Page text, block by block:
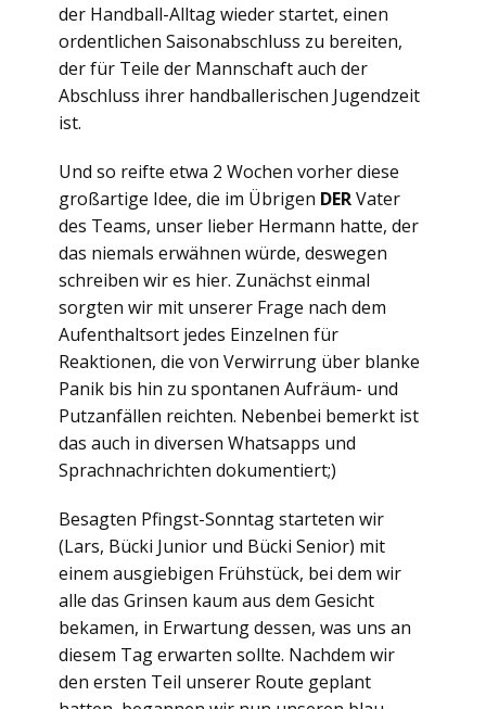
der Handball-Alltag wieder startet, einen
ordentlichen Saisonabschluss zu bereiten,
der für Teile der Mannschaft auch der
Abschluss ihrer handballerischen Jugendzeit
ist.
Und so reifte etwa 2 Wochen vorher diese
großartige Idee, die im Übrigen DERVater
des Teams, unser lieber Hermann hatte, der
das niemals erwähnen würde, deswegen
schreiben wir es hier. Zunächst einmal
sorgten wir mit unserer Frage nach dem
Aufenthaltsort jedes Einzelnen für
Reaktionen, die von Verwirrung über blanke
Panik bis hin zu spontanen Aufräum- und
Putzanfällen reichten. Nebenbei bemerkt ist
das auch in diversen Whatsapps und
Sprachnachrichten dokumentiert;)
Besagten Pfingst-Sonntag starteten wir
(Lars, Bücki Junior und Bücki Senior) mit
einem ausgiebigen Frühstück, bei dem wir
alle das Grinsen kaum aus dem Gesicht
bekamen, in Erwartung dessen, was uns an
diesem Tag erwarten sollte. Nachdem wir
den ersten Teil unserer Route geplant